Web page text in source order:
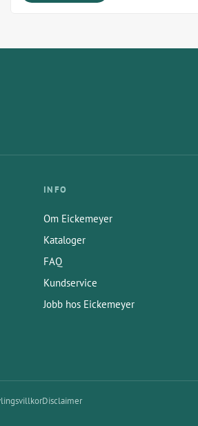
INFO
Om Eickemeyer
Kataloger
FAQ
Kundservice
Jobb hos Eickemeyer
Disclaimer